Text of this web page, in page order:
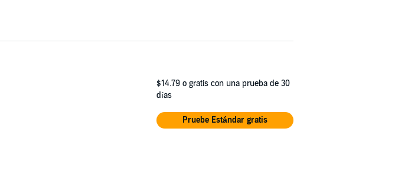
$14.79 o gratis con una prueba de 30
días
Pruebe Estándar gratis